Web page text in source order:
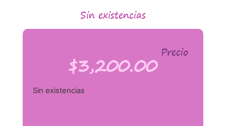
Sin existencias
Precio
$3,200.00
Sin existencias